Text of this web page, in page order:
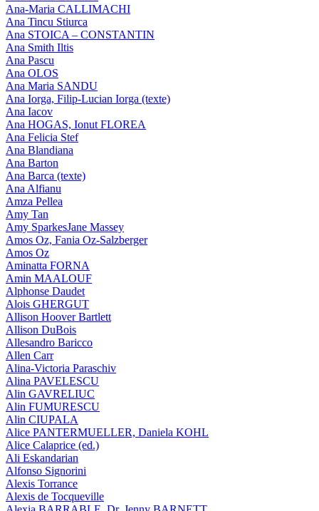
Ana-Maria CALLIMACHI
Ana Tincu Stiurca
Ana STOICA – CONSTANTIN
Ana Smith Iltis
Ana Pascu
Ana OLOS
Ana Maria SANDU
Ana Iorga, Filip-Lucian Iorga (texte)
Ana Iacov
Ana HOGAS, Ionut FLOREA
Ana Felicia Stef
Ana Blandiana
Ana Barton
Ana Barca (texte)
Ana Alfianu
Amza Pellea
Amy Tan
Amy SparkesJane Massey
Amos Oz, Fania Oz-Salzberger
Amos Oz
Aminatta FORNA
Amin MAALOUF
Alphonse Daudet
Alois GHERGUT
Allison Hoover Bartlett
Allison DuBois
Allesandro Baricco
Allen Carr
Alina-Victoria Paraschiv
Alina PAVELESCU
Alin GAVRELIUC
Alin FUMURESCU
Alin CIUPALA
Alice PANTERMUELLER, Daniela KOHL
Alice Calaprice (ed.)
Ali Eskandarian
Alfonso Signorini
Alexis Torrance
Alexis de Tocqueville